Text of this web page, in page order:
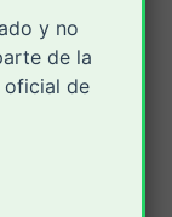
deber de
se doblega
y no
de la
oficial de